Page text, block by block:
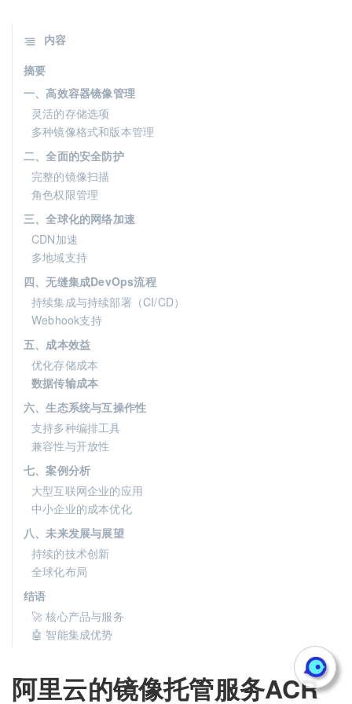
阿里云的镜像托管服务ACR
内容
摘要
一、高效容器镜像管理
灵活的存储选项
多种镜像格式和版本管理
二、全面的安全防护
完整的镜像扫描
角色权限管理
三、全球化的网络加速
CDN加速
多地域支持
四、无缝集成DevOps流程
持续集成与持续部署（CI/CD）
Webhook支持
五、成本效益
优化存储成本
数据传输成本
六、生态系统与互操作性
支持多种编排工具
兼容性与开放性
七、案例分析
大型互联网企业的应用
中小企业的成本优化
八、未来发展与展望
持续的技术创新
全球化布局
结语
🚀 核心产品与服务
🤖 智能集成优势